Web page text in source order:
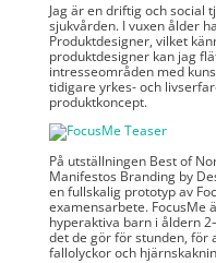
Jag är en driftig och social
sjukvården. I vuxen ålder
Produktdesigner, vilket
produktdesigner kan jag
intresseområden med
tidigare yrkes- och
produktkoncept.
På utställningen Best of
Manifestos Branding by
en fullskalig prototyp av
examensarbete. FocusMe
hyperaktiva barn i åldern
det de gör för stunden, för
fallolyckor och